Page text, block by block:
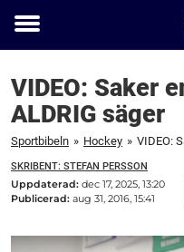
Toggle
VIDEO: Saker
ALDRIG säger
Sportbibeln » Hockey » VIDEO:
SKRIBENT: STEFAN PERSSON
Uppdaterad: dec 17, 2025, 13:20
Publicerad: aug 31, 2016, 15:41